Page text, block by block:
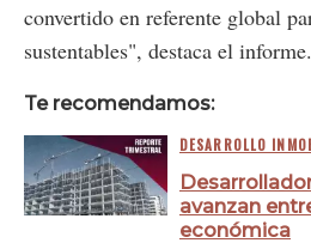
convertido en referente global
sustentables", destaca el informe.
Te recomendamos:
DESARROLLO
avanzan
económica